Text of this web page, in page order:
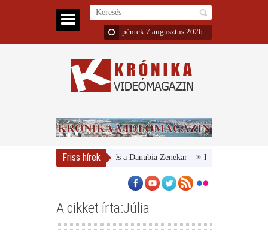
péntek 7 augusztus 2026
Friss hírek
Magyar Nemzeti Galéria és a Danubia Zenekar Bemutatta 2024/25-ös
A cikket írta:Júlia